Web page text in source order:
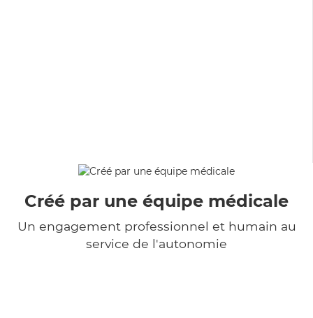
Créé par une équipe médicale
Un engagement professionnel et humain au
service de l'autonomie